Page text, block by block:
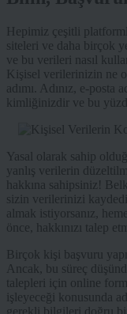
Hepimiz çeşitli
siteleri ve daha birçok
ve bu verileri nasıl
Kişisel verilerinizin ne
adımı. Adınız, e-posta
kimliğinizdir ve bu
Yasal olarak sahip
yanlış verilerin
hakkına sahipsiniz!
sizin verilerinizi
almak istiyorsanız,
önce, hakkınızı talep
Birçok kişi başvuru
Ancak, bu süreç
talepleri için online
işleyeceği konusunda
gerekli bilgileri doğru